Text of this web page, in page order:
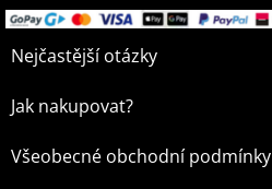
Nejčastější otázky
Jak nakupovat?
Všeobecné obchodní podmínky